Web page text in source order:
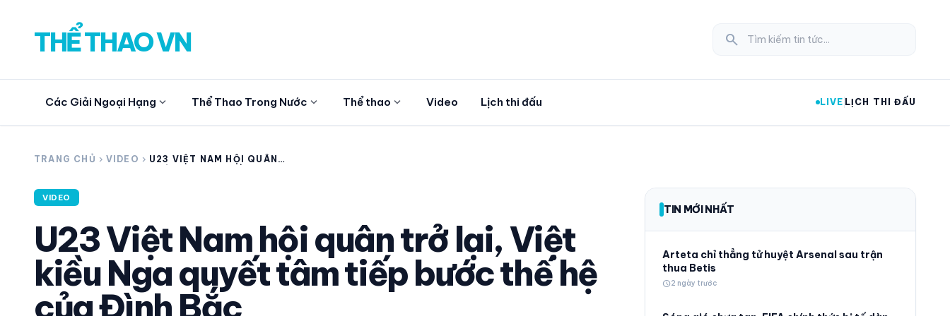
THỂ THAO VN search
Các Giải Ngoại Hạng expand_more Thể Thao Trong Nước expand_more Thể thao expand_more Video Lịch thi đấu LIVE LỊCH THI ĐẤU
search
CÁC GIẢI NGOẠI HẠNG
THỂ THAO TRONG NƯỚC
THỂ THAO
TRANG CHỦ chevron_right VIDEO chevron_right U23 VIỆT NAM HỘI QUÂN
VIDEO
U23 Việt Nam hội quân trở lại, Việt
kiều Nga quyết tâm tiếp bước thế hệ
của Đình Bắc
TIN MỚI NHẤT
Arteta chỉ thẳng tử huyệt Arsenal sau trận
thua Betis
schedule2 ngày trước